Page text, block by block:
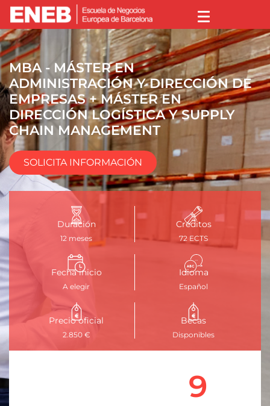
MBA - MÁSTER EN
ADMINISTRACIÓN Y DIRECCIÓN DE
EMPRESAS + MÁSTER EN
DIRECCIÓN LOGÍSTICA Y SUPPLY
CHAIN MANAGEMENT
SOLICITA INFORMACIÓN
Duración
12 meses
Créditos
72 ECTS
Fecha inicio
A elegir
Idioma
Español
Precio oficial
2.850 €
Becas
Disponibles
9